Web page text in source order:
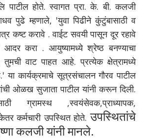
पाटील होते. स्वागत प्रा. के. बी. कलजी
पुढे म्हणाले, 'युवा पिढीने कुंटुंबासाठी व
कष्ट करावे . वाईट सवयी पासून दूर रहावे
आदर करा . आयुष्यामध्ये श्रेष्ठ बनण्याचा
वाट पाहत आहे. प्रत्येक क्षेत्रामध्ये
या कार्यक्रमाचे सूत्रसंचालन गौरव पाटील
ओळख सुजाता पाटील यांनी करून दिली.
ग्रामस्थ ,स्वयंसेवक,प्राध्यापक,
कर्मचारी उपस्थित होते.उपस्थितांचे
कलजी यांनी मानले.